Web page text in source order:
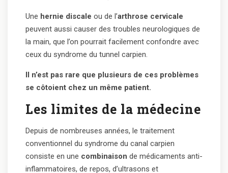
Une hernie discale ou de l’arthrose cervicale
peuvent aussi causer des troubles neurologiques de
la main, que l’on pourrait facilement confondre avec
ceux du syndrome du tunnel carpien.
Il n’est pas rare que plusieurs de ces problèmes
se côtoient chez un même patient.
Les limites de la médecine
Depuis de nombreuses années, le traitement
conventionnel du syndrome du canal carpien
consiste en une combinaison de médicaments anti-
inflammatoires, de repos, d’ultrasons et